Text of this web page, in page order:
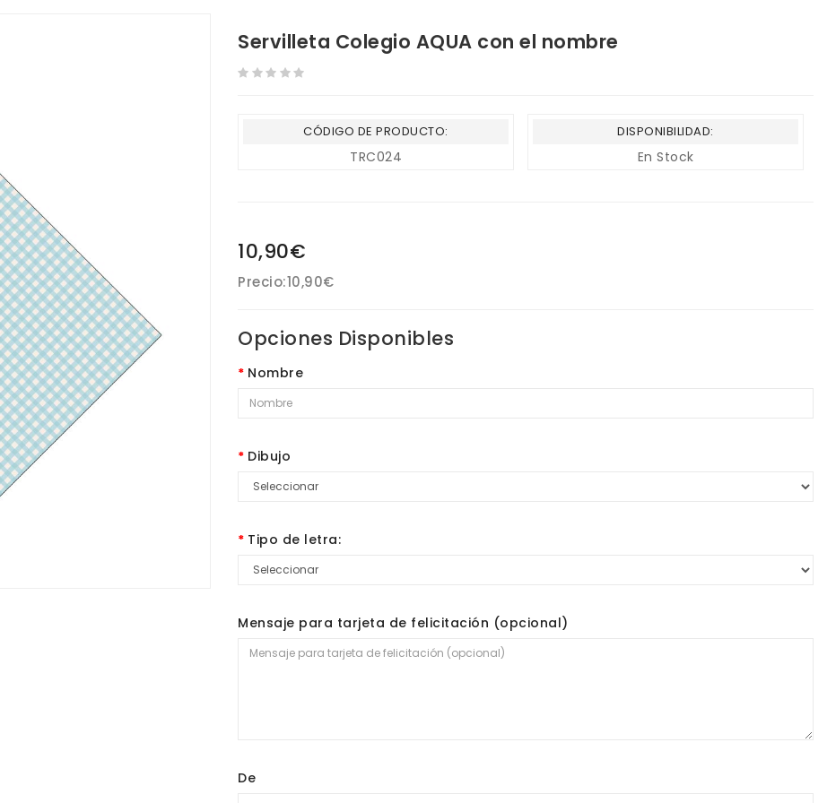
Servilleta Colegio AQUA con el nombre
CÓDIGO DE PRODUCTO:
TRC024
DISPONIBILIDAD:
En Stock
10,90€
Precio:10,90€
Opciones Disponibles
Nombre
Dibujo
Tipo de letra:
Mensaje para tarjeta de felicitación (opcional)
De